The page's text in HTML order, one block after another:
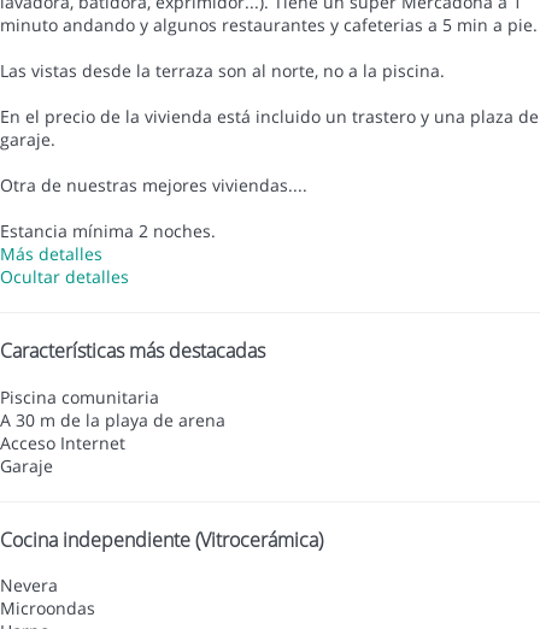
minuto andando y algunos restaurantes y cafeterias a 5 min a pie.
Las vistas desde la terraza son al norte, no a la piscina.
En el precio de la vivienda está incluido un trastero y una plaza de
garaje.
Otra de nuestras mejores viviendas....
Estancia mínima 2 noches.
Más detalles
Ocultar detalles
Características más destacadas
Piscina comunitaria
A 30 m de la playa de arena
Acceso Internet
Garaje
Cocina independiente (Vitrocerámica)
Nevera
Microondas